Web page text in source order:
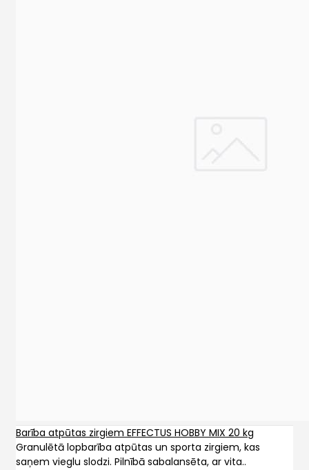
Barība atpūtas zirgiem EFFECTUS HOBBY MIX 20 kg
Granulētā lopbarība atpūtas un sporta zirgiem, kas
saņem vieglu slodzi. Pilnībā sabalansēta, ar vita..